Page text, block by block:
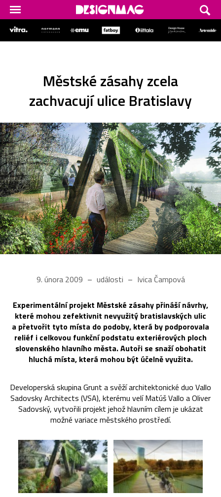
Městské zásahy zcela
zachvacují ulice Bratislavy
9. února 2009 události Ivica Čampová
Experimentální projekt Městské zásahy přináší návrhy,
které mohou zefektivnit nevyužitý bratislavských ulic
a přetvořit tyto místa do podoby, která by podporovala
reliéf i celkovou funkční podstatu exteriérových ploch
slovenského hlavního města. Autoři se snaží obohatit
hluchá místa, která mohou být účelně využita.
Developerská skupina Grunt a svěží architektonické duo Vallo
Sadovsky Architects (VSA), kterému velí Matúš Vallo a Oliver
Sadovský, vytvořili projekt jehož hlavním cílem je ukázat
možné variace městského prostředí.